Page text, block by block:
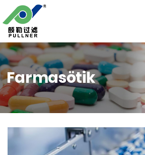
Farmasötik